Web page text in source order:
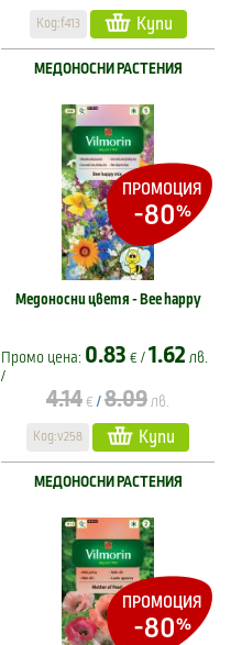
Код:f413 Купи
ПРОМОЦИЯ
-80%
МЕДОНОСНИ РАСТЕНИЯ
Медоносни цветя - Bee happy
Промо цена: 0.83 € / 1.62 лв.
/
4.14 € / 8.09 лв.
Код:v258 Купи
ПРОМОЦИЯ
-80%
МЕДОНОСНИ РАСТЕНИЯ